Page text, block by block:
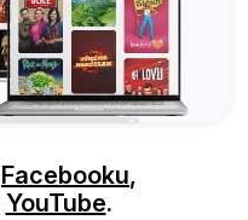
Facebooku,
YouTube.